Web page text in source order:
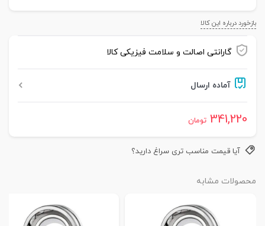
بازخورد درباره این کالا
گارانتی اصالت و سلامت فیزیکی کالا
آماده ارسال
341,220 تومان
آیا قیمت مناسب تری سراغ دارید؟
محصولات مشابه